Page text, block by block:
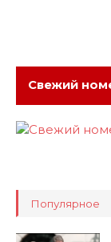
Свежий
Популярное